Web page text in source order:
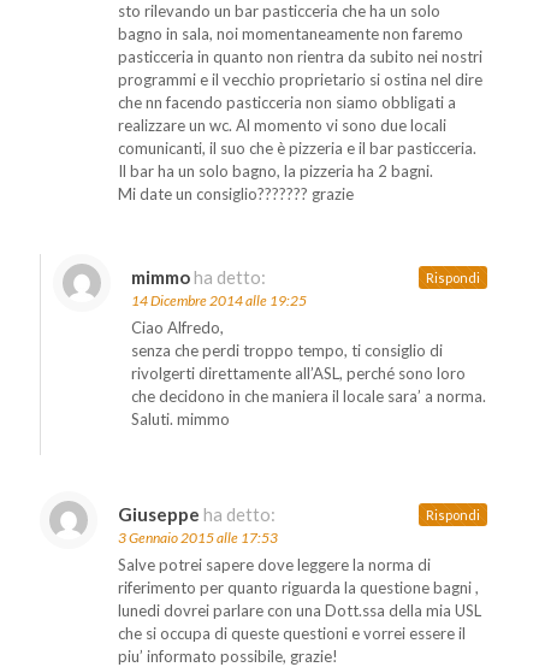
sto rilevando un bar pasticceria che ha un solo
bagno in sala, noi momentaneamente non faremo
pasticceria in quanto non rientra da subito nei nostri
programmi e il vecchio proprietario si ostina nel dire
che nn facendo pasticceria non siamo obbligati a
realizzare un wc. Al momento vi sono due locali
comunicanti, il suo che è pizzeria e il bar pasticceria.
Il bar ha un solo bagno, la pizzeria ha 2 bagni.
Mi date un consiglio??????? grazie
mimmoha detto:
14 Dicembre 2014 alle 19:25
Ciao Alfredo,
senza che perdi troppo tempo, ti consiglio di
rivolgerti direttamente all’ASL, perché sono loro
che decidono in che maniera il locale sara’ a norma.
Saluti. mimmo
Rispondi
Giuseppe ha detto:
3 Gennaio 2015 alle 17:53
Salve potrei sapere dove leggere la norma di
riferimento per quanto riguarda la questione bagni ,
lunedi dovrei parlare con una Dott.ssa della mia USL
che si occupa di queste questioni e vorrei essere il
piu’ informato possibile, grazie!
Rispondi